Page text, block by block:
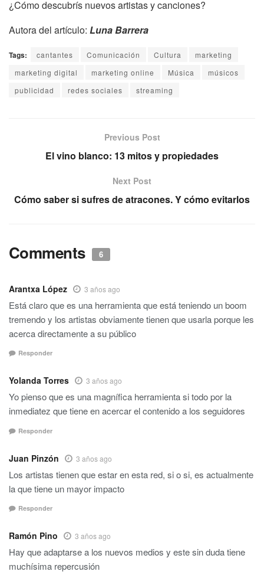
¿Cómo descubrís nuevos artistas y canciones?
Autora del artículo: Luna Barrera
Tags: cantantes Comunicación Cultura
marketing
marketing digital
marketing online Música
músicos
publicidad
redes sociales streaming
Previous Post
El vino blanco: 13 mitos y propiedades
Next Post
Cómo saber si sufres de atracones. Y cómo evitarlos
Comments 6
Arantxa López 3 años ago
Está claro que es una herramienta que está teniendo un boom
tremendo y los artistas obviamente tienen que usarla porque les
acerca directamente a su público
Responder
Yolanda Torres 3 años ago
Yo pienso que es una magnífica herramienta si todo por la
inmediatez que tiene en acercar el contenido a los seguidores
Responder
Juan Pinzón 3 años ago
Los artistas tienen que estar en esta red, si o si, es actualmente
la que tiene un mayor impacto
Responder
Ramón Pino 3 años ago
Hay que adaptarse a los nuevos medios y este sin duda tiene
muchísima repercusión